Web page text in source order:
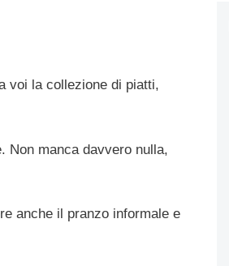
voi la collezione di piatti,
Non manca davvero nulla,
anche il pranzo informale e